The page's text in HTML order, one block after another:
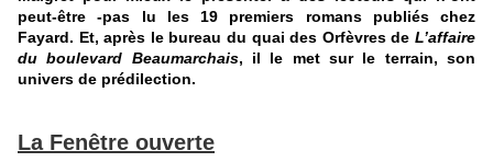
peut-être -pas lu les 19 premiers romans publiés chez
Fayard. Et, après le bureau du quai des Orfèvres de L’affaire
du boulevard Beaumarchais, il le met sur le terrain, son
univers de prédilection.
La Fenêtre ouverte